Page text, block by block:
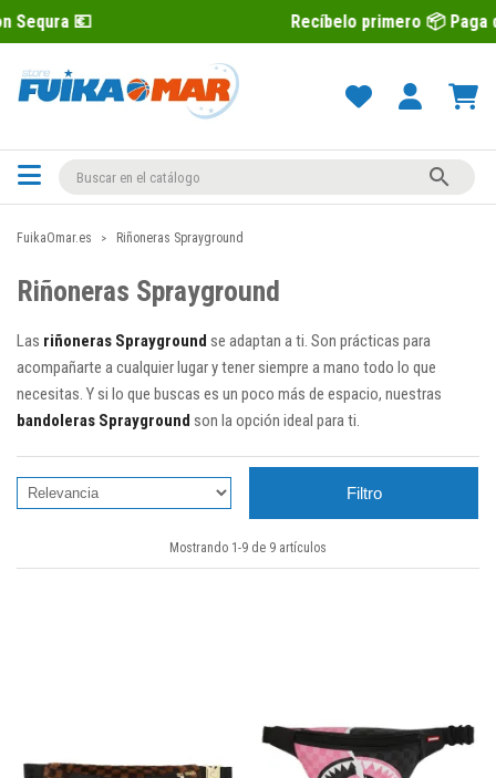
Recíbelo primero 📦 Paga después con

FuikaOmar.es Riñoneras Sprayground
Riñoneras Sprayground
Las riñoneras Sprayground se adaptan a ti. Son prácticas para
acompañarte a cualquier lugar y tener siempre a mano todo lo que
necesitas. Y si lo que buscas es un poco más de espacio, nuestras
bandoleras Sprayground son la opción ideal para ti.
Filtro
Mostrando 1-9 de 9 artículos